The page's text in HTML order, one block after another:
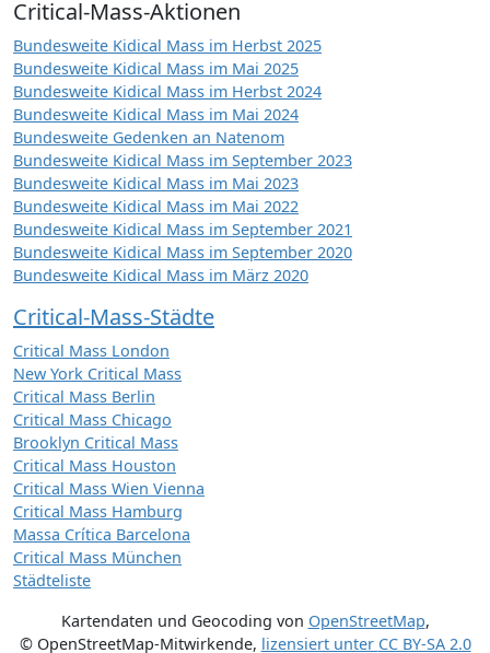
Critical-Mass-Aktionen
Bundesweite Kidical Mass im Herbst 2025
Bundesweite Kidical Mass im Mai 2025
Bundesweite Kidical Mass im Herbst 2024
Bundesweite Kidical Mass im Mai 2024
Bundesweite Gedenken an Natenom
Bundesweite Kidical Mass im September 2023
Bundesweite Kidical Mass im Mai 2023
Bundesweite Kidical Mass im Mai 2022
Bundesweite Kidical Mass im September 2021
Bundesweite Kidical Mass im September 2020
Bundesweite Kidical Mass im März 2020
Critical-Mass-Städte
Critical Mass London
New York Critical Mass
Critical Mass Berlin
Critical Mass Chicago
Brooklyn Critical Mass
Critical Mass Houston
Critical Mass Wien Vienna
Critical Mass Hamburg
Massa Crítica Barcelona
Critical Mass München
Städteliste
Kartendaten und Geocoding von OpenStreetMap,
© OpenStreetMap-Mitwirkende, lizensiert unter CC BY-SA 2.0